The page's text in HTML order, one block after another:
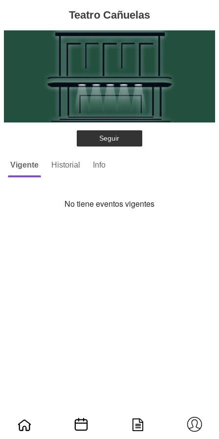
Teatro Cañuelas
Seguir
Vigente Historial Info
No tiene eventos vigentes